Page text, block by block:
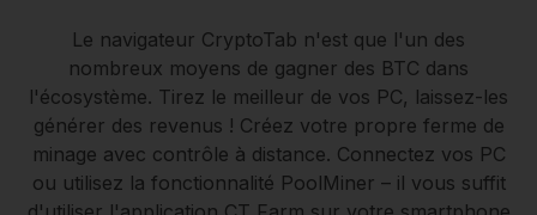
Le navigateur CryptoTab n'est que l'un des
nombreux moyens de gagner des BTC dans
l'écosystème. Tirez le meilleur de vos PC, laissez-les
générer des revenus ! Créez votre propre ferme de
minage avec contrôle à distance. Connectez vos PC
ou utilisez la fonctionnalité PoolMiner – il vous suffit